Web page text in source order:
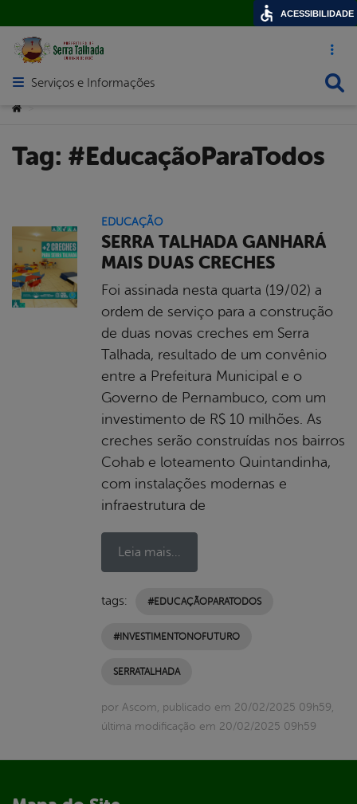
Acesso
Abrir menu principal de navegação
Serviços e Informações
Você está aqui:
Tag: #EducaçãoParaTodos
EDUCAÇÃO
SERRA TALHADA GANHARÁ
MAIS DUAS CRECHES
Foi assinada nesta quarta (19/02) a
ordem de serviço para a construção
de duas novas creches em Serra
Talhada, resultado de um convênio
entre a Prefeitura Municipal e o
Governo de Pernambuco, com um
investimento de R$ 10 milhões. As
creches serão construídas nos bairros
Cohab e loteamento Quintandinha,
com instalações modernas e
infraestrutura de
Leia mais...
tags: #EDUCAÇÃOPARATODOS
#INVESTIMENTONOFUTURO
SERRATALHADA
por Ascom, publicado em 20/02/2025 09h59,
última modificação em 20/02/2025 09h59
ACESSIBILIDADE